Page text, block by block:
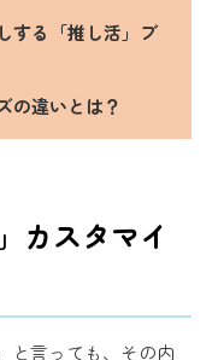
する「推し活」ブ
の違いとは？
カスタマイ
と言っても、その内